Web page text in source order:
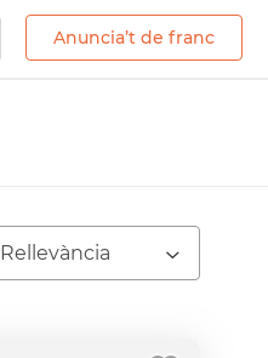
Anuncia’t de franc
Rellevància